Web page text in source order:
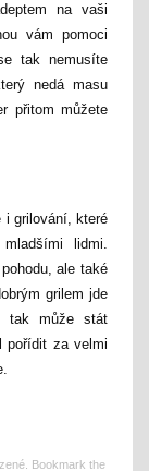
na vaši
vám pomoci
tak nemusíte
nedá masu
přitom můžete
i grilování, které
lidmi.
ale také
grilem jde
tak může stát
pořídit za velmi
Bookmark the